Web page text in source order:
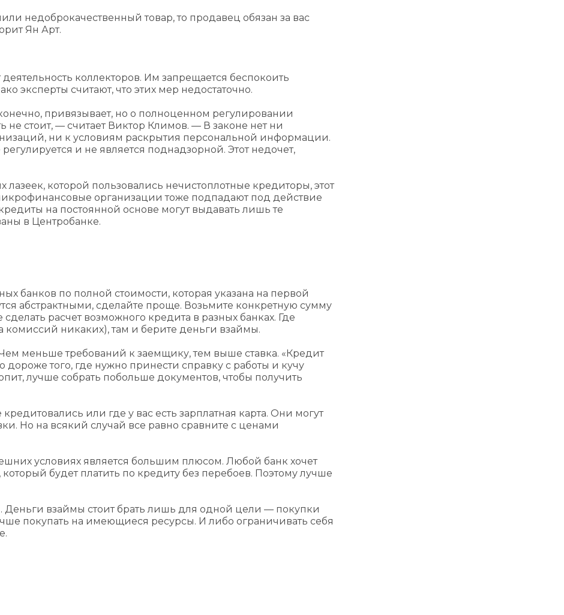
недоброкачественный товар, то продавец обязан за вас
Ян Арт.
коллекторов. Им запрещается беспокоить
эксперты считают, что этих мер недостаточно.
привязывает, но о полноценном регулировании
не стоит, — считает Виктор Климов. — В законе нет ни
ни к условиям раскрытия персональной информации.
и не является поднадзорной. Этот недочет,
которой пользовались нечистоплотные кредиторы, этот
организации тоже подпадают под действие
на постоянной основе могут выдавать лишь те
в Центробанке.
банков по полной стоимости, которая указана на первой
абстрактными, сделайте проще. Возьмите конкретную сумму
расчет возможного кредита в разных банках. Где
никаких), там и берите деньги взаймы.
меньше требований к заемщику, тем выше ставка. «Кредит
дороже того, где нужно принести справку с работы и кучу
лучше собрать побольше документов, чтобы получить
или где у вас есть зарплатная карта. Они могут
Но на всякий случай все равно сравните с ценами
условиях является большим плюсом. Любой банк хочет
будет платить по кредиту без перебоев. Поэтому лучше
Деньги взаймы стоит брать лишь для одной цели — покупки
покупать на имеющиеся ресурсы. И либо ограничивать себя